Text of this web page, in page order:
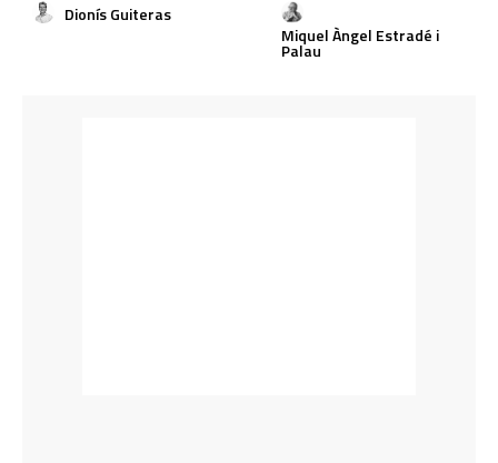
Dionís Guiteras
Miquel Àngel Estradé i
Palau